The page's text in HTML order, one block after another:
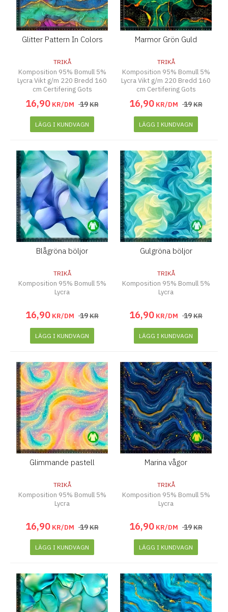
Glitter Pattern In Colors
TRIKÅ
Komposition 95% Bomull 5%
Lycra Vikt g/m 220 Bredd 160
cm Certifering Gots
16,90 KR/DM 19KR
LÄGG I KUNDVAGN
Marmor Grön Guld
TRIKÅ
Komposition 95% Bomull 5%
Lycra Vikt g/m 220 Bredd 160
cm Certifering Gots
16,90 KR/DM 19KR
LÄGG I KUNDVAGN
Blågröna böljor
TRIKÅ
Komposition 95% Bomull 5%
Lycra
16,90 KR/DM 19KR
LÄGG I KUNDVAGN
Gulgröna böljor
TRIKÅ
Komposition 95% Bomull 5%
Lycra
16,90 KR/DM 19KR
LÄGG I KUNDVAGN
Glimmande pastell
TRIKÅ
Komposition 95% Bomull 5%
Lycra
16,90 KR/DM 19KR
LÄGG I KUNDVAGN
Marina vågor
TRIKÅ
Komposition 95% Bomull 5%
Lycra
16,90 KR/DM 19KR
LÄGG I KUNDVAGN